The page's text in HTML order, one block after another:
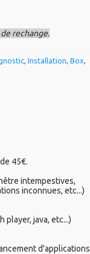
rechange.
, Installation, Box,
45€.
intempestives,
inconnues, etc...)
player, java, etc...)
d'applications